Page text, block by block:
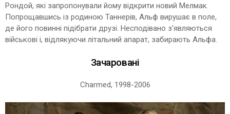
Рондой, які запропонували йому відкрити новий Мелмак.
Попрощавшись із родиною Таннерів, Альф вирушає в поле,
де його повинні підібрати друзі. Несподівано з'являються
військові і, відлякуючи літальний апарат, забирають Альфа.
Зачаровані
Charmed, 1998-2006